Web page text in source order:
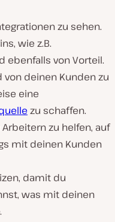
zu sehen.
wie z.B.
ebenfalls von Vorteil.
von deinen Kunden zu
eine
zu schaffen.
zu helfen, auf
mit deinen Kunden
damit du
was mit deinen